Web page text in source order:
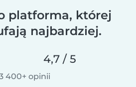
platforma, której
najbardziej.
4,7 / 5
400+ opinii